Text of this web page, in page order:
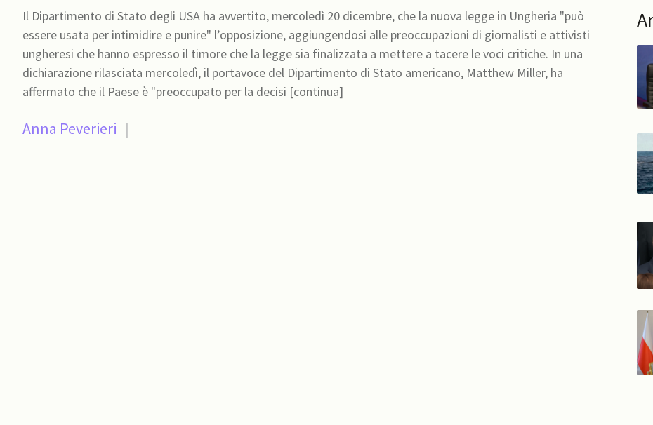
Il Dipartimento di Stato degli USA ha avvertito, mercoledì 20 dicembre, che la nuova legge in Ungheria "può
essere usata per intimidire e punire" l’opposizione, aggiungendosi alle preoccupazioni di giornalisti e attivisti
ungheresi che hanno espresso il timore che la legge sia finalizzata a mettere a tacere le voci critiche. In una
dichiarazione rilasciata mercoledì, il portavoce del Dipartimento di Stato americano, Matthew Miller, ha
affermato che il Paese è "preoccupato per la decisi [continua]
Anna Peverieri |